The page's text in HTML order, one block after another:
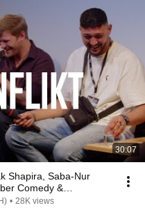
30:07
Shapira, Saba-Nur
Comedy &
• 28K views